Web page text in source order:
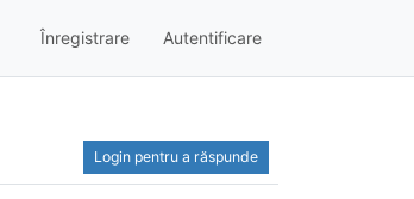
Înregistrare Autentificare
Login pentru a răspunde